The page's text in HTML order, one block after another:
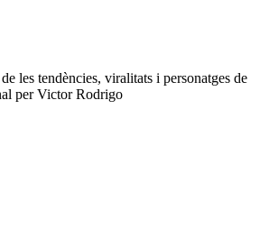
les tendències, viralitats i personatges de
per Victor Rodrigo